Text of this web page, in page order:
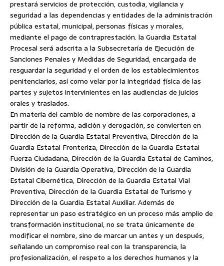
prestará servicios de protección, custodia, vigilancia y
seguridad a las dependencias y entidades de la administración
pública estatal, municipal, personas físicas y morales,
mediante el pago de contraprestación. la Guardia Estatal
Procesal será adscrita a la Subsecretaría de Ejecución de
Sanciones Penales y Medidas de Seguridad, encargada de
resguardar la seguridad y el orden de los establecimientos
penitenciarios, así como velar por la integridad física de las
partes y sujetos intervinientes en las audiencias de juicios
orales y traslados.
En materia del cambio de nombre de las corporaciones, a
partir de la reforma, adición y derogación, se convierten en
Dirección de la Guardia Estatal Preventiva, Dirección de la
Guardia Estatal Fronteriza, Dirección de la Guardia Estatal
Fuerza Ciudadana, Dirección de la Guardia Estatal de Caminos,
División de la Guardia Operativa, Dirección de la Guardia
Estatal Cibernética, Dirección de la Guardia Estatal Vial
Preventiva, Dirección de la Guardia Estatal de Turismo y
Dirección de la Guardia Estatal Auxiliar. Además de
representar un paso estratégico en un proceso más amplio de
transformación institucional, no se trata únicamente de
modificar el nombre, sino de marcar un antes y un después,
señalando un compromiso real con la transparencia, la
profesionalización, el respeto a los derechos humanos y la